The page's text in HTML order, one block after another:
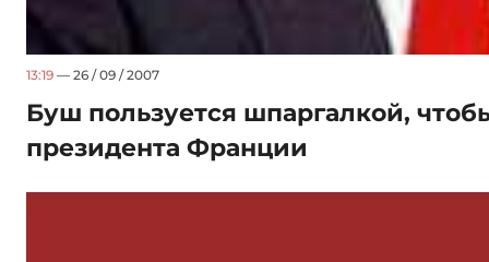
13:19 — 26 / 09 / 2007
Буш пользуется шпаргалкой,
президента Франции